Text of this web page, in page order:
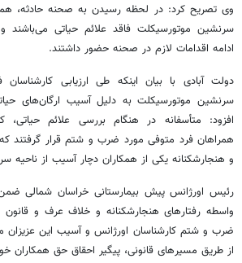
وی تصریح کرد: در لحظه رسیدن به صحنه حادثه،
سرنشین موتورسیکلت فاقد علائم حیاتی می‌باشند
ادامه اقدامات لازم در صحنه حضور داشتند.
دولت آبادی با بیان اینکه طی ارزیابی
سرنشین موتورسیکلت به دلیل آسیب ارگان‌های
افزود: متأسفانه در هنگام بررسی علائم حیاتی،
همراهان فرد متوفی مورد ضرب و شتم قرار گرفتند
و هنجارشکنانه یکی از همکاران دچار آسیب از
رئیس اورژانس پیش بیمارستانی خراسان شمالی
واسطه رفتارهای هنجارشکنانه و خلاف عرف و قانون
ضرب و شتم کارشناسان اورژانس و آسیب این عزیزان
از طریق مسیرهای قانونی، پیگیر احقاق حق همکاران